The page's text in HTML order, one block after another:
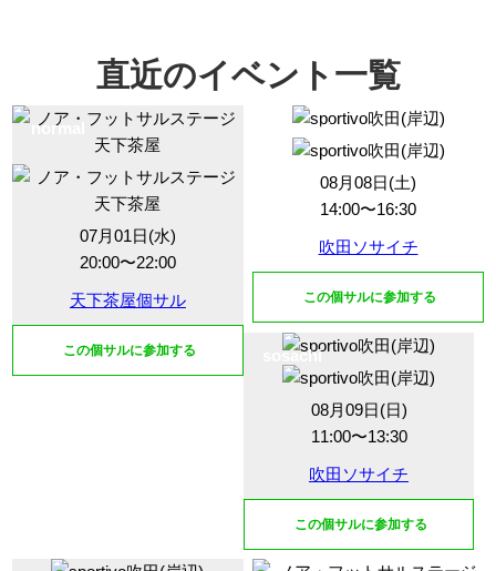
直近のイベント一覧
07月01日(水)
20:00〜22:00
天下茶屋個サル
normal
この個サルに参加する
08月08日(土)
14:00〜16:30
吹田ソサイチ
sosachi
この個サルに参加する
08月09日(日)
11:00〜13:30
吹田ソサイチ
sosachi
この個サルに参加する